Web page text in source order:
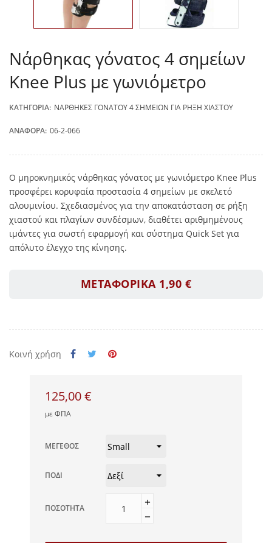
Nάρθηκας γόνατος 4 σημείων
Knee Plus με γωνιόμετρο
ΚΑΤΗΓΟΡΊΑ: ΝΆΡΘΗΚΕΣ ΓΌΝΑΤΟΥ 4 ΣΗΜΕΊΩΝ ΓΙΑ ΡΉΞΗ ΧΙΑΣΤΟΎ
ΑΝΑΦΟΡΆ: 06-2-066
Ο μηροκνημικός νάρθηκας γόνατος με γωνιόμετρο Knee Plus
προσφέρει κορυφαία προστασία 4 σημείων με σκελετό
αλουμινίου. Σχεδιασμένος για την αποκατάσταση σε ρήξη
χιαστού και πλαγίων συνδέσμων, διαθέτει αριθμημένους
ιμάντες για σωστή εφαρμογή και σύστημα Quick Set για
απόλυτο έλεγχο της κίνησης.
ΜΕΤΑΦΟΡΙΚΑ 1,90 €
Κοινή χρήση
125,00 €
με ΦΠΑ
ΜΈΓΕΘΟΣ
ΠΌΔΙ
ΠΟΣΌΤΗΤΑ